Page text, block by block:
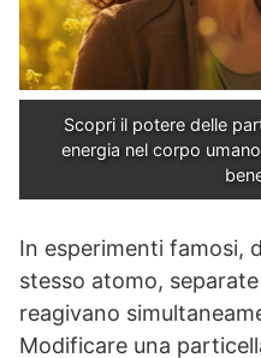
Scopri il potere delle
energia nel corpo
In esperimenti famosi,
stesso atomo,
reagivano
Modificare una